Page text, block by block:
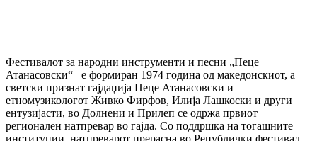
Фестивалот за народни инструменти и песни „Пеце
Атанасовски“ е формиран 1974 година од македонскиот, а
светски признат гајдаџија Пеце Атанасовски и
етномузикологот Живко Фирфов, Илија Лашкоски и други
ентузијасти, во Долнени и Прилеп се одржа првиот
регионален натпревар во гајда. Со поддршка на тогашните